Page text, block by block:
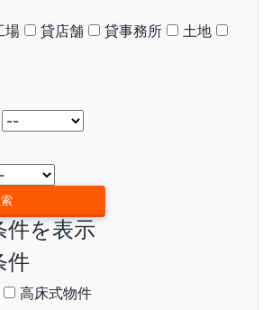
場 貸店舗 貸事務所
土地
件を表示
件
高床式物件